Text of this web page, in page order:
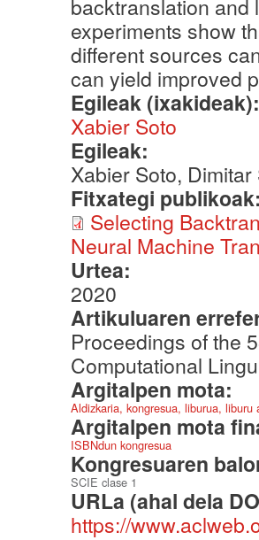
backtranslation and
experiments show
different sources
can yield improved
Egileak
Xabier Soto
Egileak:
Xabier Soto,
Fitxategi
Selecting
Neural Machine
Urtea:
2020
Artikuluaren
Proceedings of the
Computational
Argitalpen mota:
Aldizkaria, kongresua, liburua,
Argitalpen mota
ISBNdun kongresua
Kongresuaren
SCIE clase 1
URLa (ahal dela
https://